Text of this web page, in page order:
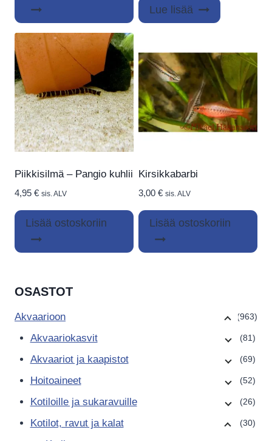
Lue lisää
Piikkisilmä – Pangio kuhlii
4,95 € sis. ALV
Lisää ostoskoriin
Kirsikkabarbi
3,00 € sis. ALV
Lisää ostoskoriin
OSASTOT
Akvaarioon (963)
Akvaariokasvit (81)
Akvaariot ja kaapistot (69)
Hoitoaineet (52)
Kotiloille ja sukaravuille (26)
Kotilot, ravut ja kalat (30)